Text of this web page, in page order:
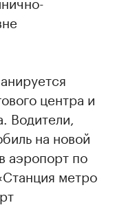
центра и
Водители,
на новой
аэропорт по
метро